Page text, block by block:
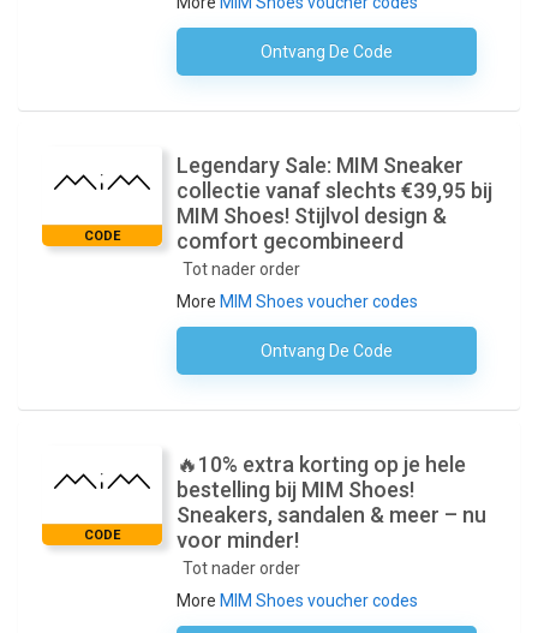
Ontvang De CodeGeen Code Nodig
CODE
Legendary Sale: MIM Sneaker
collectie vanaf slechts €39,95 bij
MIM Shoes! Stijlvol design &
comfort gecombineerd
Tot nader order
More MIM Shoes voucher codes
Ontvang De CodeGeen Code Nodig
CODE
🔥10% extra korting op je hele
bestelling bij MIM Shoes!
Sneakers, sandalen & meer – nu
voor minder!
Tot nader order
More MIM Shoes voucher codes